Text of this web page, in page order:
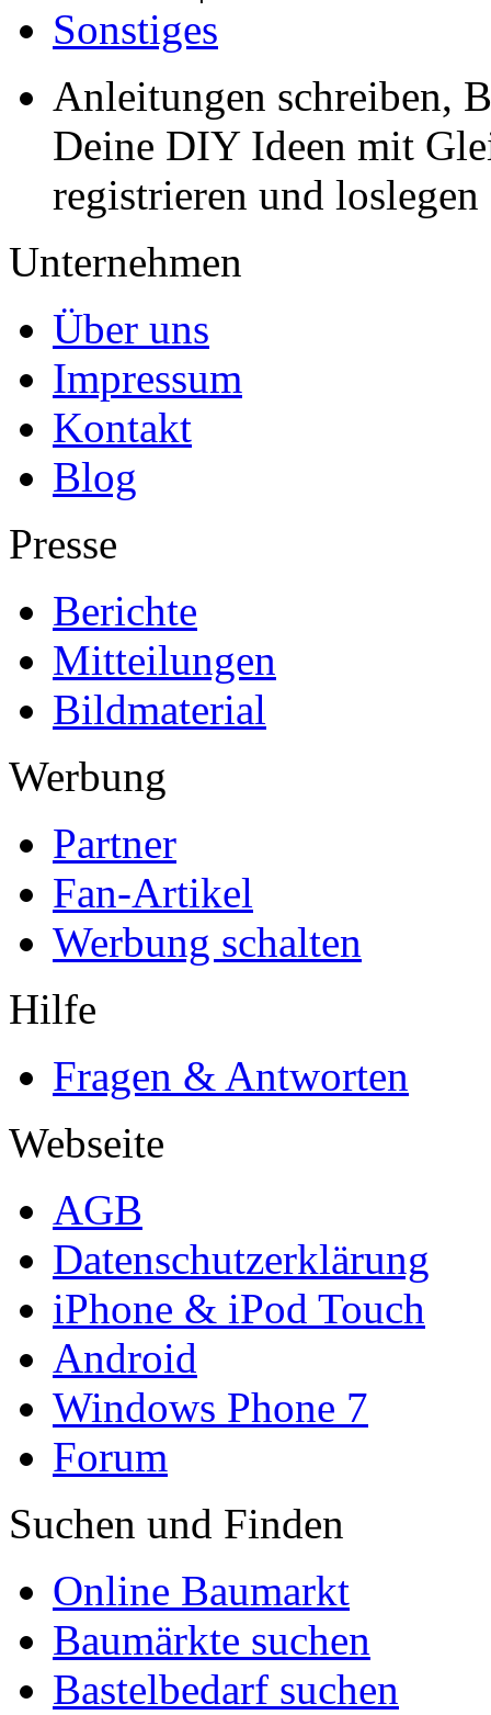
Sonstiges
Anleitungen schreiben,
Deine DIY Ideen mit
registrieren und loslegen
Unternehmen
Über uns
Impressum
Kontakt
Blog
Presse
Berichte
Mitteilungen
Bildmaterial
Werbung
Partner
Fan-Artikel
Werbung schalten
Hilfe
Fragen & Antworten
Webseite
AGB
Datenschutzerklärung
iPhone & iPod Touch
Android
Windows Phone 7
Forum
Suchen und Finden
Online Baumarkt
Baumärkte suchen
Bastelbedarf suchen